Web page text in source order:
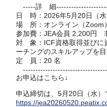
-----詳 細
日 時：2026年5月20日（
場 所：オンライン（Zoom）
参加費：JEA会員 2,200円
対 象：ICF資格取得並びに
ーチングのスキルアップを
定 員：20 名
お申込はこちら↓
申込締切は、5月20日（水）
https://